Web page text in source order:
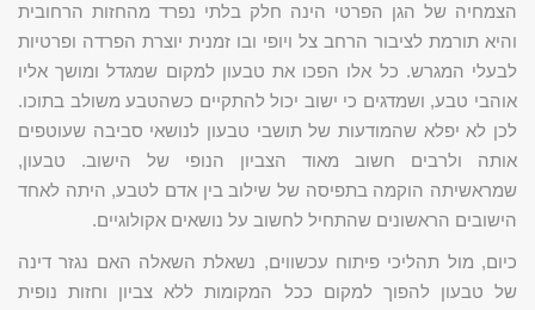
הצמחיה של הגן הפרטי הינה חלק בלתי נפרד מהחזות הרחובית
והיא תורמת לציבור הרחב צל ויופי ובו זמנית יוצרת הפרדה ופרטיות
לבעלי המגרש. כל אלו הפכו את טבעון למקום שמגדל ומושך אליו
אוהבי טבע, ושמדגים כי ישוב יכול להתקיים כשהטבע משולב בתוכו.
לכן לא יפלא שהמודעות של תושבי טבעון לנושאי סביבה שעוטפים
אותה ולרבים חשוב מאוד הצביון הנופי של הישוב. טבעון,
שמראשיתה הוקמה בתפיסה של שילוב בין אדם לטבע, היתה לאחד
הישובים הראשונים שהתחיל לחשוב על נושאים אקולוגיים.
כיום, מול תהליכי פיתוח עכשווים, נשאלת השאלה האם נגזר דינה
של טבעון להפוך למקום ככל המקומות ללא צביון וחזות נופית